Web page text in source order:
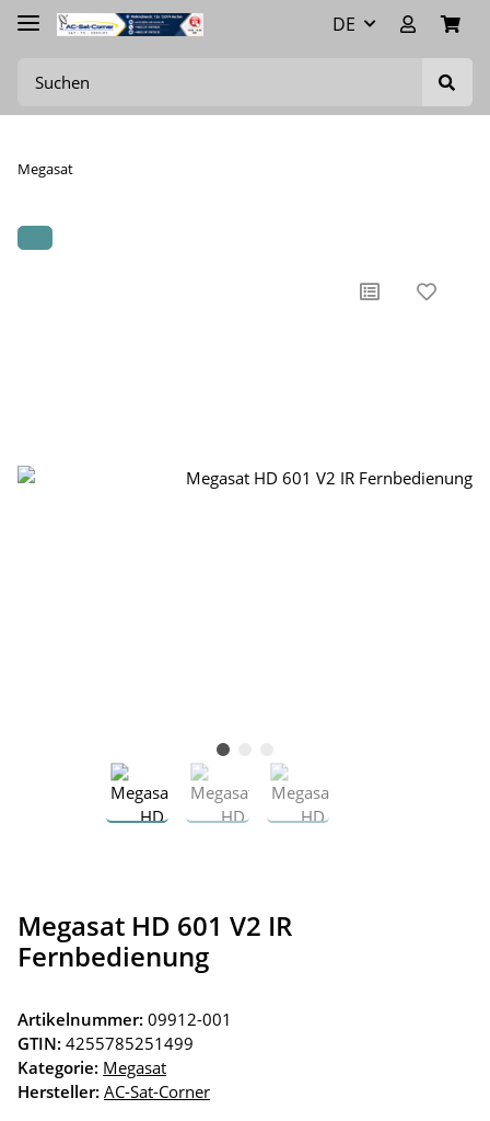
DE
Megasat
Megasat HD 601 V2 IR
Fernbedienung
Artikelnummer: 09912-001
GTIN: 4255785251499
Kategorie: Megasat
Hersteller: AC-Sat-Corner